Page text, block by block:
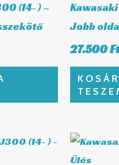
(14- ) –
Jobb
27.500Ft